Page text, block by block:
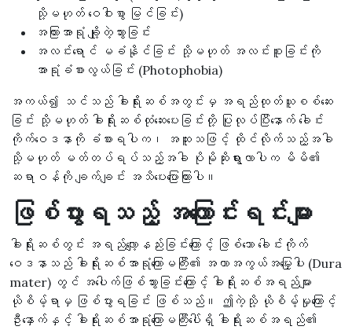
သို့မဟုတ် ဝေဝါးစွာ မြင်ခြင်း)
အကြားအာရုံ ချို့တဲ့သွားခြင်း
အလင်းရောင် မခံနိုင်ခြင်း သို့မဟုတ် အလင်းစူးခြင်းကို
အာရုံခံစားလွယ်ခြင်း (Photophobia)
အကယ်၍ သင်သည် ခါးရိုးဆစ်အတွင်းမှ အရည်ထုတ်ယူစစ်ဆေး
ခြင်း သို့မဟုတ် ခါးရိုးဆစ်ထုံဆေးပေးခြင်းတို့ ပြုလုပ်ပြီးနောက် ခေါင်း
ကိုက်ဝေဒနာကို ခံစားရပါက၊ အထူးသဖြင့် ထိုင်လိုက်သည့်အခါ
သို့မဟုတ် မတ်တပ်ရပ်သည့်အခါ ပိုမိုဆိုးရွားလာပါက မိမိ၏
ဆရာဝန်ကို ချက်ချင်း အသိပေးပြောကြားပါ။
ဖြစ်ပွားရသည့် အကြောင်းရင်းများ
ခါးရိုးဆစ်တွင်း အရည်လျော့နည်းခြင်းကြောင့် ဖြစ်သော ခေါင်းကိုက်
ဝေဒနာသည် ခါးရိုးဆစ်အာရုံကြောမကြီး၏ အကာအကွယ်အမြှေးပါး (Dura
mater) တွင် အပေါက်ဖြစ်သွားခြင်းကြောင့် ခါးရိုးဆစ်အရည်များ
ယိုစိမ့်ရာမှ ဖြစ်ပွားရခြင်း ဖြစ်သည်။ ဤကဲ့သို့ ယိုစိမ့်မှုကြောင့်
ဦးနှောက်နှင့် ခါးရိုးဆစ်အာရုံကြောမကြီးပေါ်ရှိ ခါးရိုးဆစ်အရည်၏